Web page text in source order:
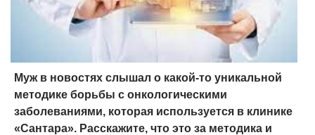
Муж в новостях слышал о какой-то уникальной
методике борьбы с онкологическими
заболеваниями, которая используется в клинике
«Сантара». Расскажите, что это за методика и